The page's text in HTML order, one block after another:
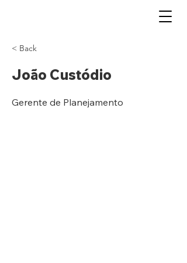
< Back
João Custódio
Gerente de Planejamento